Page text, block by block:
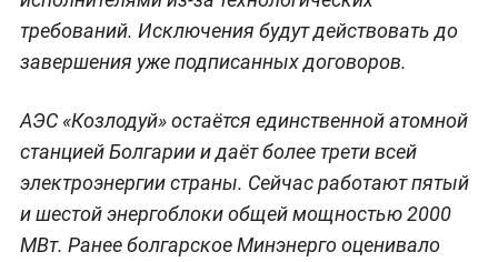
требований. Исключения будут действовать до
завершения уже подписанных договоров.
АЭС «Козлодуй» остаётся единственной атомной
станцией Болгарии и даёт более трети всей
электроэнергии страны. Сейчас работают пятый
и шестой энергоблоки общей мощностью 2000
МВт. Ранее болгарское Минэнерго оценивало